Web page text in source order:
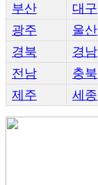
부산
대구
광주
울산
경북
경남
전남
충북
제주
세종